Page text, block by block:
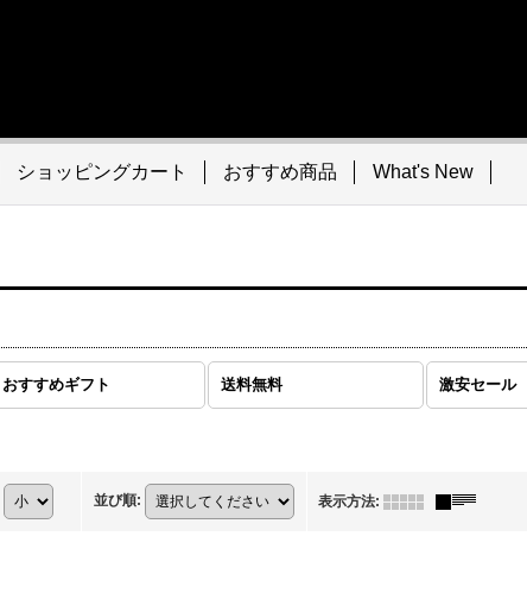
ショッピングカート おすすめ商品 What's New
おすすめギフト 送料無料 激安セール
並び順: 表示方法: